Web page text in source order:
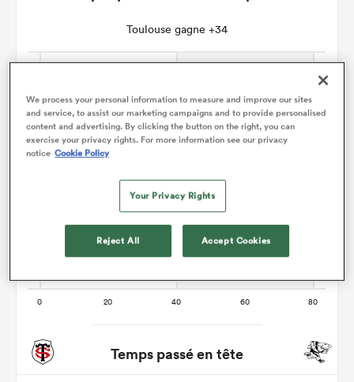
Toulouse gagne +34
Temps passé en tête
We process your personal information to measure and improve our sites
and service, to assist our marketing campaigns and to provide personalised
content and advertising. By clicking the button on the right, you can
exercise your privacy rights. For more information see our privacy
notice Cookie Policy
Your Privacy Rights
Reject All Accept Cookies